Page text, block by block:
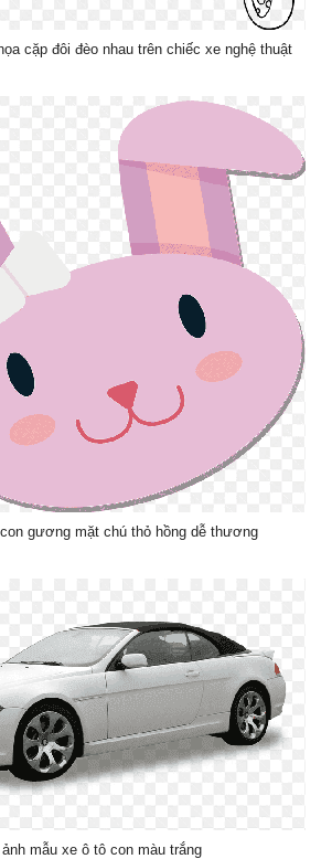
cặp đôi đèo nhau trên chiếc xe nghệ thuật
gương mặt chú thỏ hồng dễ thương
ảnh mẫu xe ô tô con màu trắng